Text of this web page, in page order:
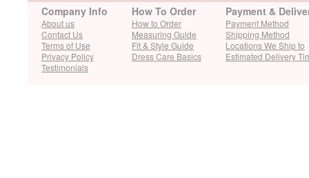
Company Info
About us
Contact Us
Terms of Use
Privacy Policy
Testimonials
How To Order
How to Order
Measuring Guide
Fit & Style Guide
Dress Care Basics
Payment &
Payment Method
Shipping Method
Locations We Ship to
Estimated Delivery